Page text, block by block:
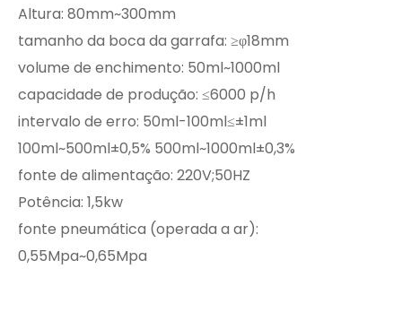
Altura: 80mm~300mm
tamanho da boca da garrafa: ≥φ18mm
volume de enchimento: 50ml~1000ml
capacidade de produção: ≤6000 p/h
intervalo de erro: 50ml-100ml≤±1ml
100ml~500ml±0,5% 500ml~1000ml±0,3%
fonte de alimentação: 220V;50HZ
Potência: 1,5kw
fonte pneumática (operada a ar):
0,55Mpa~0,65Mpa